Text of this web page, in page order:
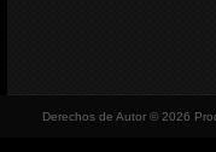
Derechos de Autor © 2026